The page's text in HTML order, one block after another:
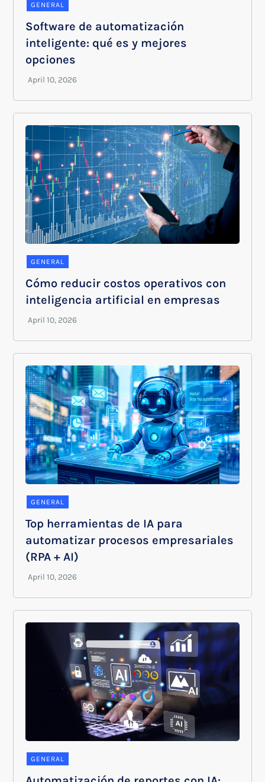
GENERAL
Software de automatización
inteligente: qué es y mejores
opciones
GENERAL
Cómo reducir costos operativos con
inteligencia artificial en empresas
GENERAL
Top herramientas de IA para
automatizar procesos empresariales
(RPA + AI)
GENERAL